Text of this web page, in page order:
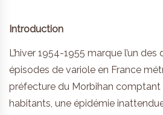
Introduction
L’hiver 1954-1955 marque l’un des
épisodes de variole en France
préfecture du Morbihan comptant
habitants, une épidémie